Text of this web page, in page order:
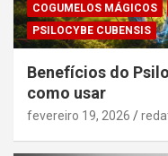
COGUMELOS MÁGICOS
PSILOCYBE CUBENSIS
Benefícios do
como usar
fevereiro 19, 2026